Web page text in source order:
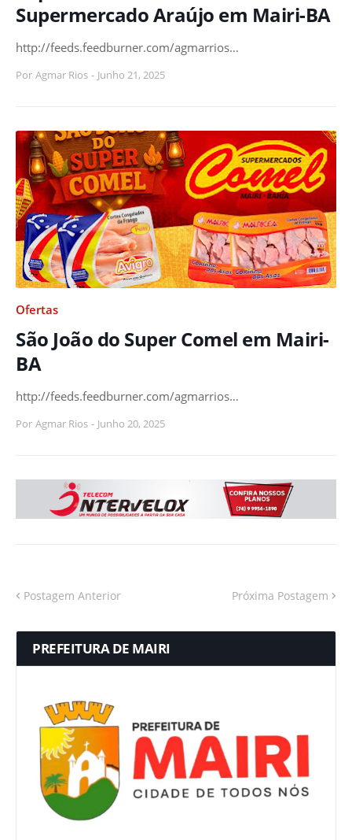
Supermercado Araújo em Mairi-BA
http://feeds.feedburner.com/agmarrios…
Por Agmar Rios - Junho 21, 2025
Ofertas
São João do Super Comel em Mairi-
BA
http://feeds.feedburner.com/agmarrios…
Por Agmar Rios - Junho 20, 2025
Postagem Anterior Próxima Postagem
PREFEITURA DE MAIRI